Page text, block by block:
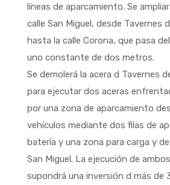
líneas de aparcamiento. Se
calle San Miguel, desde Tavernes
hasta la calle Corona, que pasa
uno constante de dos metros.
Se demolerá la acera d Tavernes
para ejecutar dos aceras
por una zona de aparcamiento
vehículos mediante dos filas de
batería y una zona para carga y
San Miguel. La ejecución de
supondrá una inversión d más de